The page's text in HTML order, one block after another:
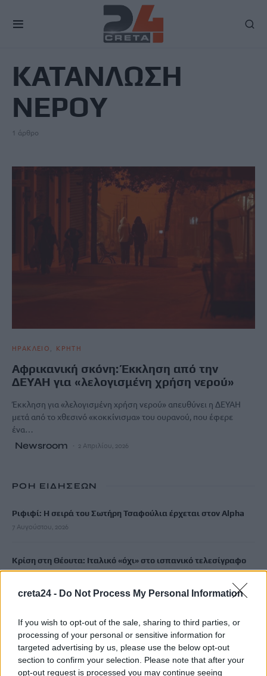
creta24 - Do Not Process My Personal Information
If you wish to opt-out of the sale, sharing to third parties, or
processing of your personal or sensitive information for
targeted advertising by us, please use the below opt-out
section to confirm your selection. Please note that after your
opt-out request is processed you may continue seeing
ΚΑΤΑΝΛΩΣΗ
ΝΕΡΟΥ
1 άρθρο
ΗΡΑΚΛΕΙΟ ΚΡΗΤΗ
Αφρικανική σκόνη: Έκκληση από την
ΔΕΥΑΗ για «λελογισμένη χρήση νερού»
Έκκληση για «λελογισμένη χρήση νερού» απευθύνει η ΔΕΥΑΗ
μετά από το χθεσινό «κοκκίνισμα» του ουρανού, που έφερε
ένα…
Newsroom 2 Απριλίου, 2026
ΡΟΗ ΕΙΔΗΣΕΩΝ
Ριφιφί: Η σειρά του Σωτήρη Τσαφούλια έρχεται στον Alpha
7 Αυγούστου, 2026
Κρίση στη Θέουτα: Ιταλικό «όχι» στο ισπανικό τελεσίγραφο
για τους ελέγχους στα σύνορα
7 Αυγούστου, 2026
Υπουργείο Μετανάστευσης: Σχεδόν 1 εκατ. ευρώ για σχολικές
υποδομές και δημόσιους χώρους στο Δήμο Χανίων και τον
Δήμο Καντάνου-Σελίνου
7 Αυγούστου, 2026